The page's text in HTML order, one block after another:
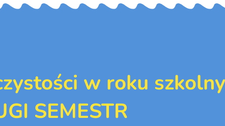
w roku
SEMESTR